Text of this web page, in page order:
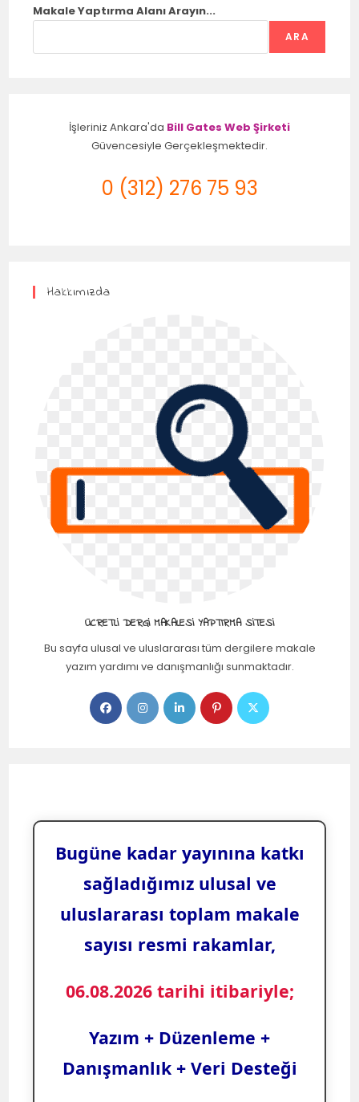
Makale Yaptırma Alanı Arayın...
ARA
İşleriniz Ankara'da Bill Gates Web Şirketi
Güvencesiyle Gerçekleşmektedir.
0 (312) 276 75 93
Hakkımızda
ÜCRETLI DERGI MAKALESI YAPTIRMA SITESI
Bu sayfa ulusal ve uluslararası tüm dergilere makale
yazım yardımı ve danışmanlığı sunmaktadır.
Bugüne kadar yayınına katkı
sağladığımız ulusal ve
uluslararası toplam makale
sayısı resmi rakamlar,
06.08.2026 tarihi itibariyle;
Yazım + Düzenleme +
Danışmanlık + Veri Desteği